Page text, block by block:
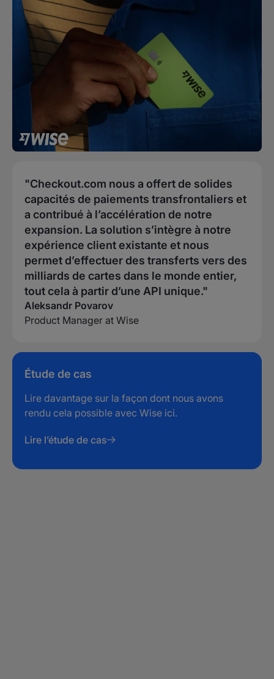
"Checkout.com nous a offert de solides
capacités de paiements transfrontaliers et
a contribué à l’accélération de notre
expansion. La solution s’intègre à notre
expérience client existante et nous
permet d’effectuer des transferts vers des
milliards de cartes dans le monde entier,
tout cela à partir d’une API unique."
Aleksandr Povarov
Product Manager at Wise
Étude de cas
Lire davantage sur la façon dont nous avons
rendu cela possible avec Wise ici.
Lire l’étude de cas